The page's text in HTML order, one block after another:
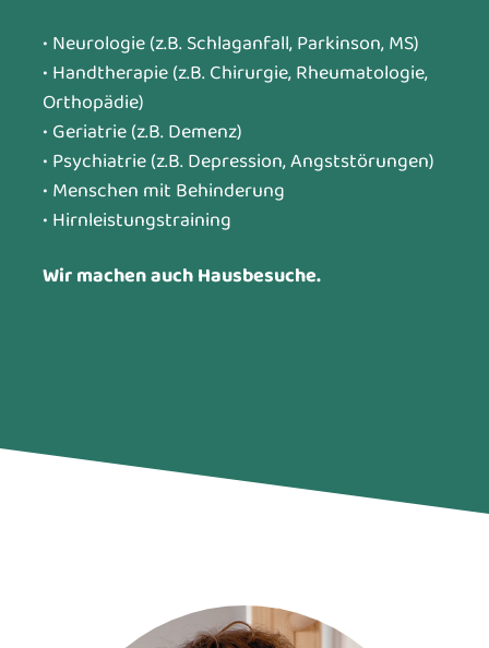
• Neurologie (z.B. Schlaganfall, Parkinson, MS)
• Handtherapie (z.B. Chirurgie, Rheumatologie,
Orthopädie)
• Geriatrie (z.B. Demenz)
• Psychiatrie (z.B. Depression, Angststörungen)
• Menschen mit Behinderung
• Hirnleistungstraining
Wir machen auch Hausbesuche.